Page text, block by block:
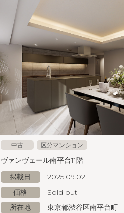
ヴァンヴェール南平台11階
掲載日
2025.09.02
価格
Sold out
所在地
東京都渋谷区南平台町
中古 区分マンション